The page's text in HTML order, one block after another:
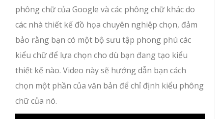
phông chữ của Google và các phông chữ khác do
các nhà thiết kế đồ họa chuyên nghiệp chọn, đảm
bảo rằng bạn có một bộ sưu tập phong phú các
kiểu chữ để lựa chọn cho dù bạn đang tạo kiểu
thiết kế nào. Video này sẽ hướng dẫn bạn cách
chọn một phần của văn bản để chỉ định kiểu phông
chữ của nó.